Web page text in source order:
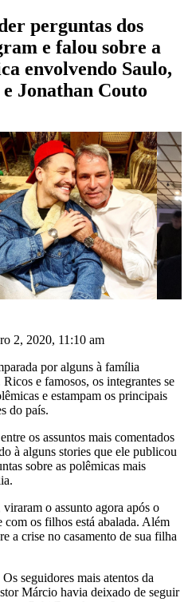
perguntas dos
e falou sobre a
envolvendo Saulo,
Jonathan Couto
2, 2020, 11:10 am
por alguns à família
e famosos, os integrantes se
e estampam os principais
do país.
os assuntos mais comentados
à alguns stories que ele publicou
sobre as polêmicas mais
o assunto agora após o
com os filhos está abalada. Além
a crise no casamento de sua filha
seguidores mais atentos da
Márcio havia deixado de seguir